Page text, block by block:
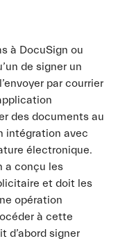
à DocuSign ou
de signer un
par courrier
des documents au
intégration avec
électronique.
a conçu les
et doit les
opération
à cette
d’abord signer